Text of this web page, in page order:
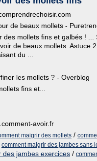
de beaux mollets -
des mollets fins et galbés ! ...
de beaux mollets. Astuce
du ...
les mollets ? - Overblog
fins et...
avoir.fr
maigrir des mollets /
comment maigrir des jambes sans
des jambes exercices /